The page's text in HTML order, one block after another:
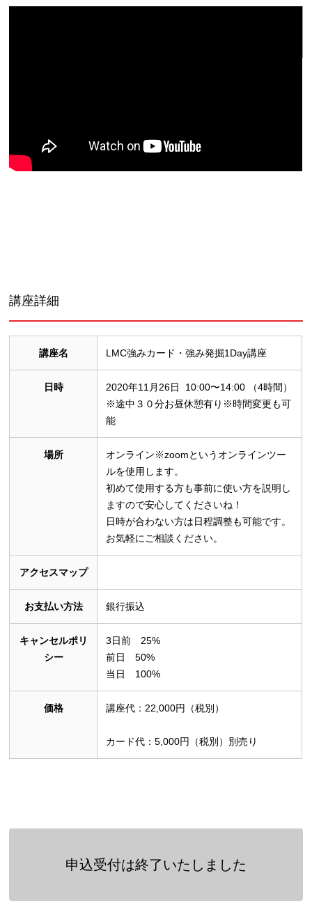
講座詳細
講座名 LMC強みカード・強み発掘1Day講座
日時
2020年11月26日 10:00〜14:00 （4時間）
※途中３０分お昼休憩有り※時間変更も可
能
場所
オンライン※zoomというオンラインツー
ルを使用します。
初めて使用する方も事前に使い方を説明し
ますので安心してくださいね！
日時が合わない方は日程調整も可能です。
お気軽にご相談ください。
アクセスマップ
お支払い方法 銀行振込
キャンセルポリ
シー
3日前 25%
前日 50%
当日 100%
価格 講座代：22,000円（税別）
カード代：5,000円（税別）別売り
申込受付は終了いたしました